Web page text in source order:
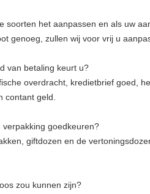
soorten het aanpassen en als uw
genoeg, zullen wij voor vrij u
van betaling keurt u?
overdracht, kredietbrief goed,
contant geld.
goedkeuren?
giftdozen en de
zou kunnen zijn?